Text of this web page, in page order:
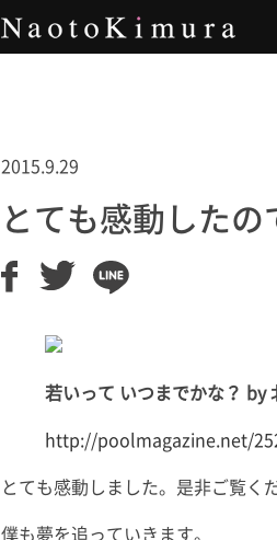
2015.9.29
とても感動したの
若いって いつまでかな？ by
http://poolmagazine.net/
とても感動しました。是非ご覧く
僕も夢を追っていきます。